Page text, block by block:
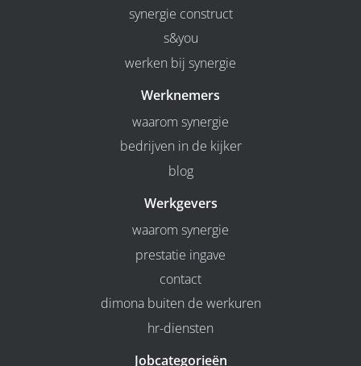
synergie construct
s&you
werken bij synergie
Werknemers
waarom synergie
bedrijven in de kijker
blog
Werkgevers
waarom synergie
prestatie ingave
contact
dimona buiten de werkuren
hr-diensten
Jobcategorieën